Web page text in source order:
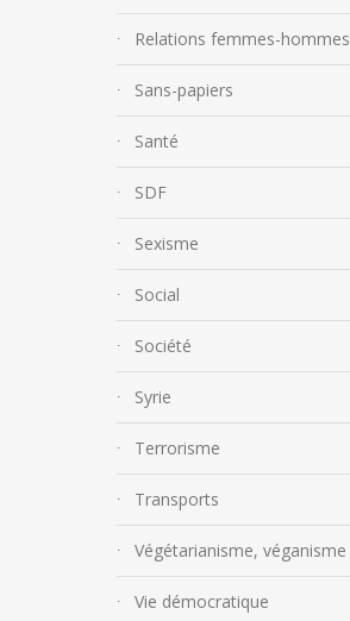
Relations femmes-hommes
Sans-papiers
Santé
SDF
Sexisme
Social
Société
Syrie
Terrorisme
Transports
Végétarianisme, véganisme
Vie démocratique